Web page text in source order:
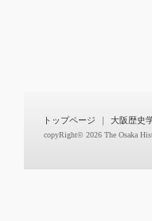
トップページ ｜ 大阪歴史
copyRight© 2026 The Osaka